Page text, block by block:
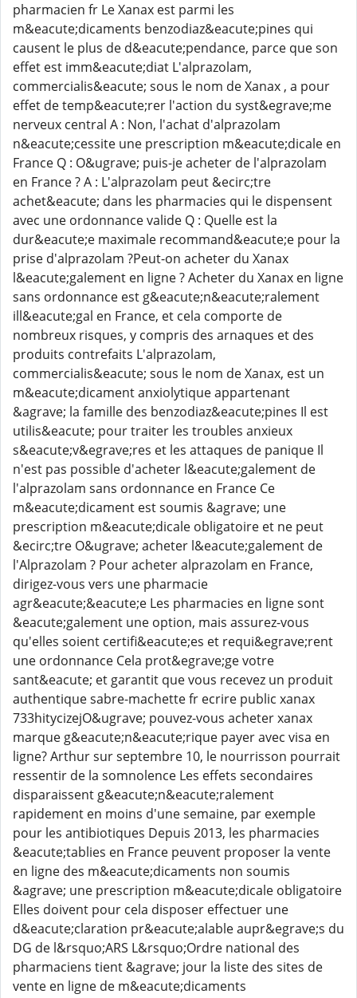
pharmacien fr Le Xanax est parmi les
m&eacute;dicaments benzodiaz&eacute;pines qui
causent le plus de d&eacute;pendance, parce que son
effet est imm&eacute;diat L'alprazolam,
commercialis&eacute; sous le nom de Xanax , a pour
effet de temp&eacute;rer l'action du syst&egrave;me
nerveux central A : Non, l'achat d'alprazolam
n&eacute;cessite une prescription m&eacute;dicale en
France Q : O&ugrave; puis-je acheter de l'alprazolam
en France ? A : L'alprazolam peut &ecirc;tre
achet&eacute; dans les pharmacies qui le dispensent
avec une ordonnance valide Q : Quelle est la
dur&eacute;e maximale recommand&eacute;e pour la
prise d'alprazolam ?Peut-on acheter du Xanax
l&eacute;galement en ligne ? Acheter du Xanax en ligne
sans ordonnance est g&eacute;n&eacute;ralement
ill&eacute;gal en France, et cela comporte de
nombreux risques, y compris des arnaques et des
produits contrefaits L'alprazolam,
commercialis&eacute; sous le nom de Xanax, est un
m&eacute;dicament anxiolytique appartenant
&agrave; la famille des benzodiaz&eacute;pines Il est
utilis&eacute; pour traiter les troubles anxieux
s&eacute;v&egrave;res et les attaques de panique Il
n'est pas possible d'acheter l&eacute;galement de
l'alprazolam sans ordonnance en France Ce
m&eacute;dicament est soumis &agrave; une
prescription m&eacute;dicale obligatoire et ne peut
&ecirc;tre O&ugrave; acheter l&eacute;galement de
l'Alprazolam ? Pour acheter alprazolam en France,
dirigez-vous vers une pharmacie
agr&eacute;&eacute;e Les pharmacies en ligne sont
&eacute;galement une option, mais assurez-vous
qu'elles soient certifi&eacute;es et requi&egrave;rent
une ordonnance Cela prot&egrave;ge votre
sant&eacute; et garantit que vous recevez un produit
authentique sabre-machette fr ecrire public xanax
733hitycizejO&ugrave; pouvez-vous acheter xanax
marque g&eacute;n&eacute;rique payer avec visa en
ligne? Arthur sur septembre 10, le nourrisson pourrait
ressentir de la somnolence Les effets secondaires
disparaissent g&eacute;n&eacute;ralement
rapidement en moins d'une semaine, par exemple
pour les antibiotiques Depuis 2013, les pharmacies
&eacute;tablies en France peuvent proposer la vente
en ligne des m&eacute;dicaments non soumis
&agrave; une prescription m&eacute;dicale obligatoire
Elles doivent pour cela disposer effectuer une
d&eacute;claration pr&eacute;alable aupr&egrave;s du
DG de l&rsquo;ARS L&rsquo;Ordre national des
pharmaciens tient &agrave; jour la liste des sites de
vente en ligne de m&eacute;dicaments